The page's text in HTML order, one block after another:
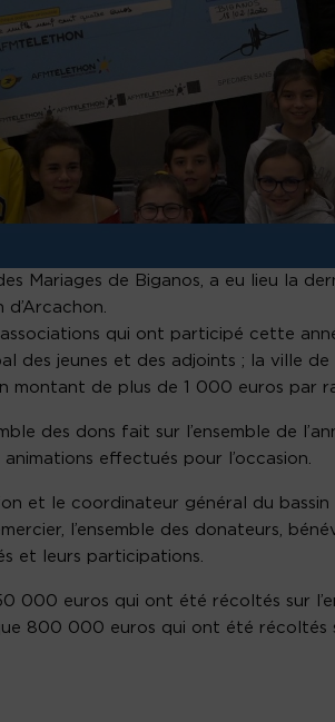
Mariages de Biganos, a eu lieu la
d’Arcachon.
qui ont participé cette
des jeunes et des adjoints ;
la ville de
montant de plus de 1 000 euros par
des dons fait sur l’ensemble de
animations effectués pour l’occasion.
et le coordinateur général du bassin
l’ensemble des donateurs,
et leurs participations.
000 euros qui ont été récoltés sur
800 000 euros qui ont été récoltés